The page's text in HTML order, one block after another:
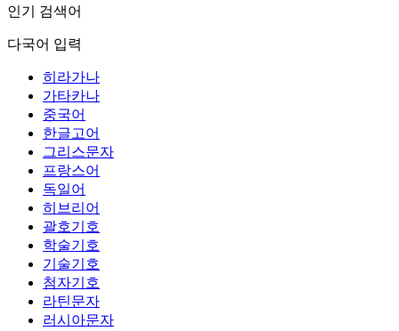
인기 검색어
다국어 입력
히라가나
가타카나
중국어
한글고어
그리스문자
프랑스어
독일어
히브리어
괄호기호
학술기호
기술기호
첨자기호
라틴문자
러시아문자